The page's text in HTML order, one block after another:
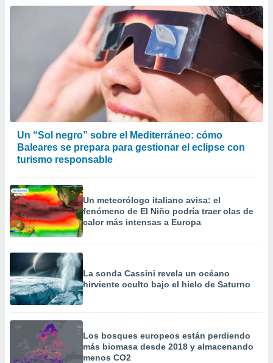
Un “Sol negro” sobre el Mediterráneo: cómo
Baleares se prepara para gestionar el eclipse con
turismo responsable
Un meteorólogo italiano avisa: el
fenómeno de El Niño podría traer olas de
calor más intensas a Europa
La sonda Cassini revela un océano
hirviente oculto bajo el hielo de Saturno
Los bosques europeos están perdiendo
más biomasa desde 2018 y almacenando
menos CO2